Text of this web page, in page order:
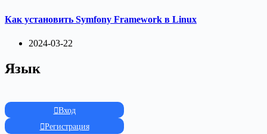
Как установить Symfony Framework в Linux
2024-03-22
Язык
Вход
Регистрация